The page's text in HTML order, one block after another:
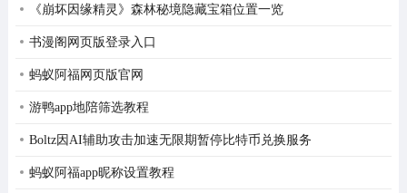
情画面。
味值得探索。
《崩坏因缘精灵》森林秘境隐藏宝箱位置一览
书漫阁网页版登录入口
蚂蚁阿福网页版官网
游鸭app地陪筛选教程
Boltz因AI辅助攻击加速无限期暂停比特币兑换服务
蚂蚁阿福app昵称设置教程